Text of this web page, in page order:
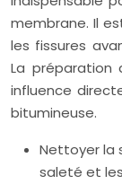
membrane. Il
les fissures
La
influence
bitumineuse.
Nettoyer la
saleté et